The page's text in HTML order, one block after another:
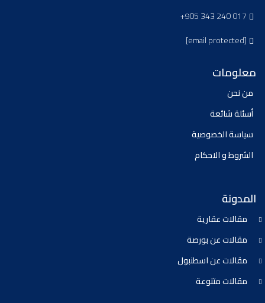
+905 343 240 017
[email protected]
معلومات
من نحن
أسئلة شائعة
سياسة الخصوصية
الشروط و الاحكام
المدونة
مقالات عقارية
مقالات عن بورصة
مقالات عن اسطنبول
مقالات متنوعة